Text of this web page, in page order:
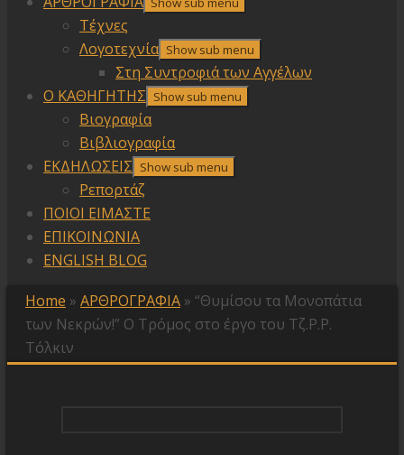
Τέχνες
Λογοτεχνία Show sub menu
Στη Συντροφιά των Αγγέλων
Ο ΚΑΘΗΓΗΤΗΣ Show sub menu
Βιογραφία
Βιβλιογραφία
ΕΚΔΗΛΩΣΕΙΣ Show sub menu
Ρεπορτάζ
ΠΟΙΟΙ ΕΙΜΑΣΤΕ
ΕΠΙΚΟΙΝΩΝΙΑ
ENGLISH BLOG
Home » ΑΡΘΡΟΓΡΑΦΙΑ » “Θυμίσου τα Μονοπάτια
των Νεκρών!” Ο Τρόμος στο έργο του Τζ.Ρ.Ρ.
Τόλκιν